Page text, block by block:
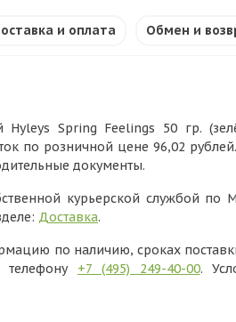
и оплата Обмен и
Spring Feelings 50 гр.
по розничной цене 96,02
документы.
курьерской службой
Доставка.
по наличию, сроках
телефону +7 (495) 249-40-00.